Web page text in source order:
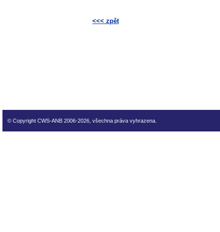
<<< zpět
© Copyright CWS-ANB 2006-2026, všechna práva vyhrazena.